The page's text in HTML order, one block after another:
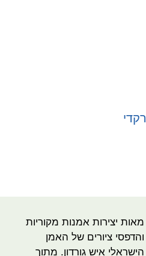
רקדי
מאות יצירות אמנות מקוריות
והדפסי ציורים של האמן
הישראלי איש גורדון. מתוך